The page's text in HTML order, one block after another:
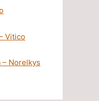
Vitico
– Norelkys